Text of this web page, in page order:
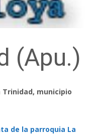
(Apu.)
Trinidad, municipio
de la parroquia La